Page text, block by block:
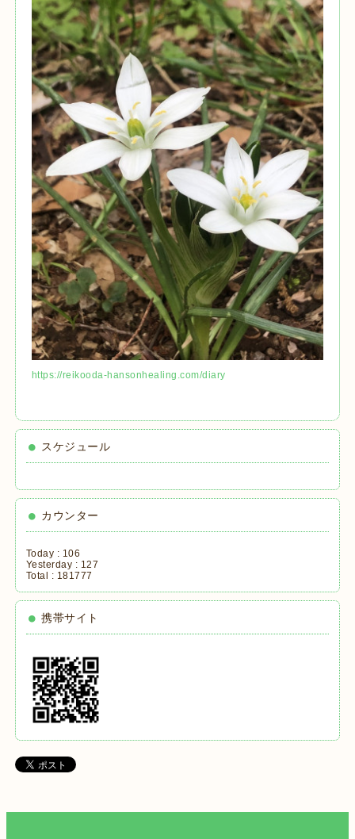
https://reikooda-hansonhealing.com/diary
スケジュール
カウンター
Today : 106
Yesterday : 127
Total : 181777
携帯サイト